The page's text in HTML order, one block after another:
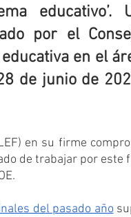
educativo’.
por el
en el
de junio de
en su firme
de trabajar por este
del pasado año